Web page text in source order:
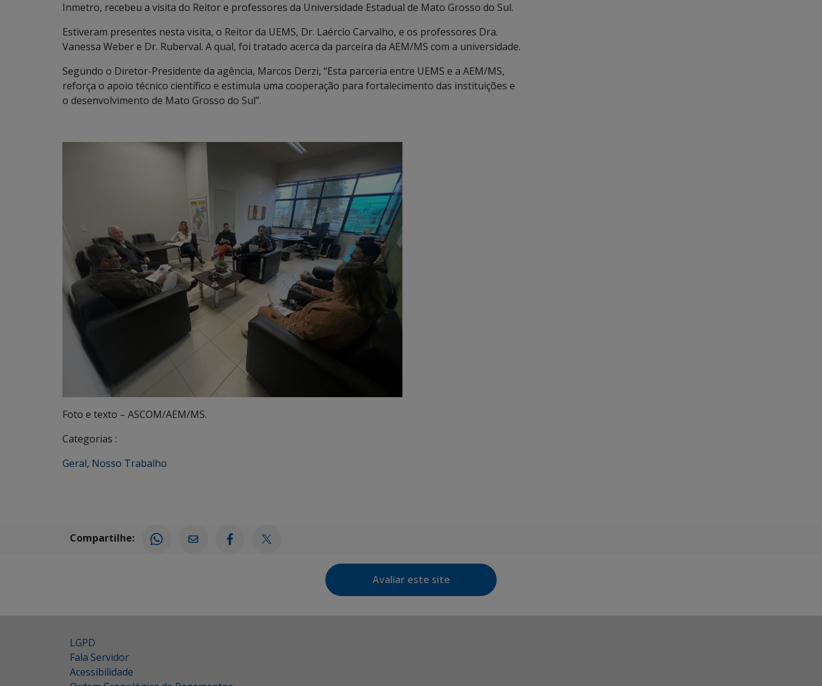
Inmetro, recebeu a visita do Reitor e professores da Universidade Estadual de Mato Grosso do Sul.
Estiveram presentes nesta visita, o Reitor da UEMS, Dr. Laércio Carvalho, e os professores Dra.
Vanessa Weber e Dr. Ruberval. A qual, foi tratado acerca da parceira da AEM/MS com a universidade.
Segundo o Diretor-Presidente da agência, Marcos Derzi, “Esta parceria entre UEMS e a AEM/MS,
reforça o apoio técnico científico e estimula uma cooperação para fortalecimento das instituições e
o desenvolvimento de Mato Grosso do Sul”.
Foto e texto – ASCOM/AEM/MS.
Categorias :
Geral, Nosso Trabalho
Compartilhe:
Avaliar este site
LGPD
Fala Servidor
Acessibilidade